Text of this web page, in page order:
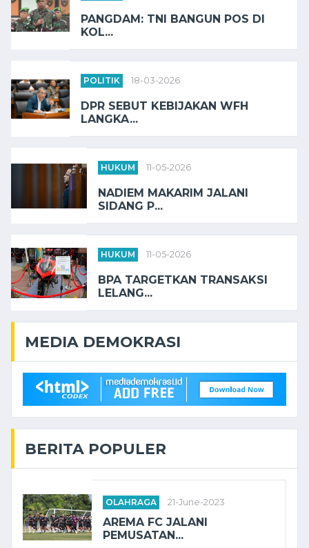
PANGDAM: TNI BANGUN POS DI
KOL...
POLITIK 18-03-2026
DPR SEBUT KEBIJAKAN WFH
LANGKA...
HUKUM 11-05-2026
NADIEM MAKARIM JALANI
SIDANG P...
HUKUM 11-05-2026
BPA TARGETKAN TRANSAKSI
LELANG...
MEDIA DEMOKRASI
BERITA POPULER
OLAHRAGA 21-June-2023
AREMA FC JALANI
PEMUSATAN...